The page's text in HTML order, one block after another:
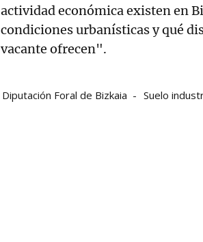
actividad económica existen en
condiciones urbanísticas y qué
vacante ofrecen".
Diputación Foral de Bizkaia Suelo